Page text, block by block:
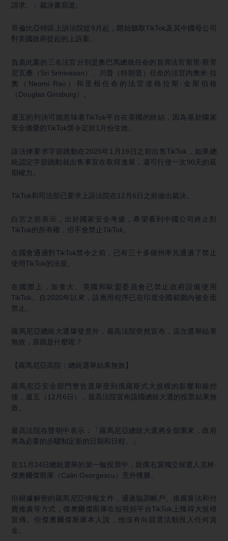
請求。」裁決書寫道。
哥倫比亞特區上訴法院從9月起，開始聽取TikTok及其中國母公司
對美國政府提起的上訴案。
負責此案的三名法官分別是奧巴馬總統任命的首席法官斯里‧斯里
尼瓦桑（Sri Srinivasan）、川普（特朗普）任命的法官內奧米‧拉
奧（Neomi Rao）和里根任命的法官道格拉斯‧金斯伯格
（Douglas Ginsburg）。
週五的判決可能意味著TikTok平台在美國的終結，因為基於國家
安全擔憂的TikTok禁令定於1月份生效。
該法律要求字節跳動在2025年1月19日之前出售TikTok，如果總
統認定字節跳動就出售事宜在取得進展，還可行使一次90天的延
期權力。
TikTok和司法部已要求上訴法院在12月6日之前做出裁決。
白宮之前表示，出於國家安全考慮，希望看到中國公司終止對
TikTok的所有權，但不會禁止TikTok。
在國會通過對TikTok禁令之前，已有三十多個州率先通過了禁止
使用TikTok的法規。
在國際上，加拿大、英國和歐盟委員會已禁止政府設備使用
TikTok。自2020年以來，該應用程序已在印度全國範圍內被全面
禁止。
羅馬尼亞總統大選爆發意外，最高法院突然宣布，這次選舉結果
無效，原因是什麼呢？
【羅馬尼亞高院：總統選舉結果無效】
羅馬尼亞安全部門警告選舉受到俄羅斯式大規模的影響和操控
後，週五（12月6日），最高法院宣布該國總統大選的投票結果無
效。
最高法院在聲明中表示：「羅馬尼亞總統大選將全部重來，政府
將為必要的步驟制定新的日期和日程。」
在11月24日總統選舉的第一輪投票中，親俄右翼獨立候選人克林‧
傑奧爾傑斯庫（Calin Georgescu）意外獲勝。
但根據解密的羅馬尼亞情報文件，通過協調帳戶、推薦算法和付
費推廣等方式，傑奧爾傑斯庫在短視頻平台TikTok上獲得大規模
宣傳。但傑奧爾傑斯庫本人說，他沒有向競選活動投入任何資
金。